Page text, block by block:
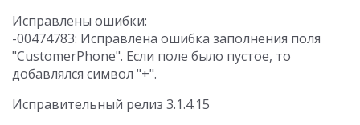
Исправлены ошибки:
-00474783: Исправлена ошибка заполнения поля
"CustomerPhone". Если поле было пустое, то
добавлялся символ "+".
Исправительный релиз 3.1.4.15